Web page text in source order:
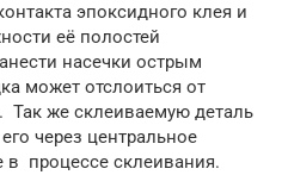
эпоксидного клея и
её полостей
насечки острым
может отслоиться от
Так же склеиваемую деталь
через центральное
в процессе склеивания.